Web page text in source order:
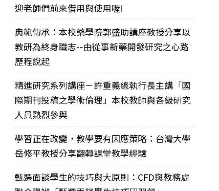
迎老師們前來借用與使用喔!
典範傳承：本校藥學院郭盛助講座教授分享以
教研為終身職志--由從事新藥開發研究之心路
歷程說起
精進研究系列講座－許重義總執行長主講「國
際期刊投稿之學術倫理」本校教師與各級研究
人員熱烈參與
學習正在改變，教學要有因應策略：台灣大學
岳修平教授分享翻轉課堂教學經驗
甄選面談學生的技巧與大原則：CFD與教務處